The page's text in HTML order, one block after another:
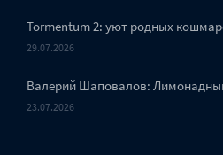
Tormentum 2: уют родных
29.07.2026
Валерий Шаповалов:
23.07.2026